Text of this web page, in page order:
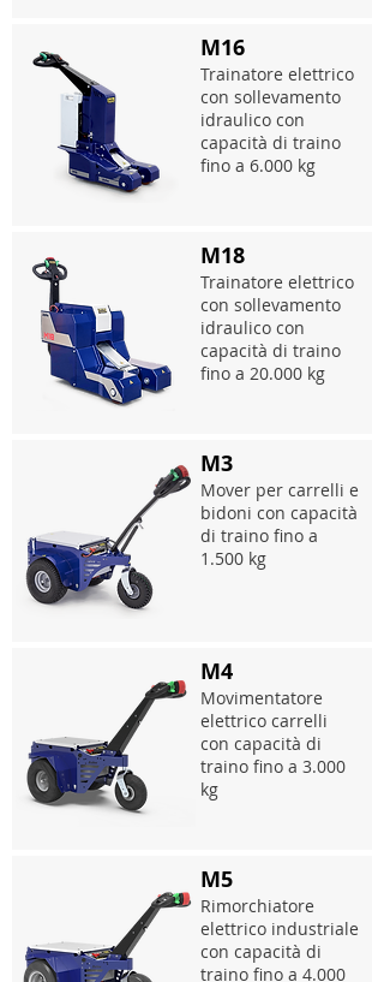
M16
Trainatore elettrico
con sollevamento
idraulico con
capacità di traino
fino a 6.000 kg
M18
Trainatore elettrico
con sollevamento
idraulico con
capacità di traino
fino a 20.000 kg
M3
Mover per carrelli e
bidoni con capacità
di traino fino a
1.500 kg
M4
Movimentatore
elettrico carrelli
con capacità di
traino fino a 3.000
kg
M5
Rimorchiatore
elettrico industriale
con capacità di
traino fino a 4.000